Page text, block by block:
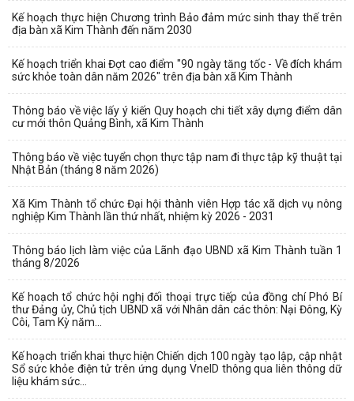
Kế hoạch thực hiện Chương trình Bảo đảm mức sinh thay thế trên
địa bàn xã Kim Thành đến năm 2030
Kế hoạch triển khai Đợt cao điểm "90 ngày tăng tốc - Về đích khám
sức khỏe toàn dân năm 2026" trên địa bàn xã Kim Thành
Thông báo về việc lấy ý kiến Quy hoạch chi tiết xây dựng điểm dân
cư mới thôn Quảng Bình, xã Kim Thành
Thông báo về việc tuyển chọn thực tập nam đi thực tập kỹ thuật tại
Nhật Bản (tháng 8 năm 2026)
Xã Kim Thành tổ chức Đại hội thành viên Hợp tác xã dịch vụ nông
nghiệp Kim Thành lần thứ nhất, nhiệm kỳ 2026 - 2031
Thông báo lịch làm việc của Lãnh đạo UBND xã Kim Thành tuần 1
tháng 8/2026
Kế hoạch tổ chức hội nghị đối thoại trực tiếp của đồng chí Phó Bí
thư Đảng ủy, Chủ tịch UBND xã với Nhân dân các thôn: Nại Đông, Kỳ
Côi, Tam Kỳ năm...
Kế hoạch triển khai thực hiện Chiến dịch 100 ngày tạo lập, cập nhật
Sổ sức khỏe điện tử trên ứng dụng VneID thông qua liên thông dữ
liệu khám sức...